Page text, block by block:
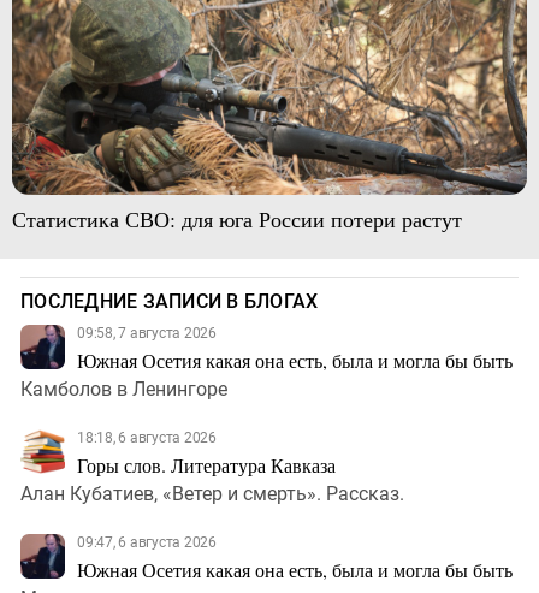
Статистика СВО: для юга России потери растут
ПОСЛЕДНИЕ ЗАПИСИ В БЛОГАХ
09:58, 7 августа 2026
Южная Осетия какая она есть, была и могла бы быть
Камболов в Ленингоре
18:18, 6 августа 2026
Горы слов. Литература Кавказа
Алан Кубатиев, «Ветер и смерть». Рассказ.
09:47, 6 августа 2026
Южная Осетия какая она есть, была и могла бы быть